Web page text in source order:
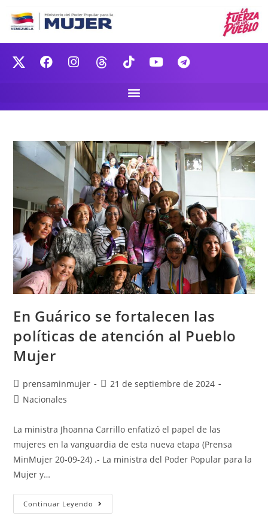
En Guárico se fortalecen las
políticas de atención al Pueblo
Mujer
prensaminmujer
21 de septiembre de 2024
Nacionales
La ministra Jhoanna Carrillo enfatizó el papel de las
mujeres en la vanguardia de esta nueva etapa (Prensa
MinMujer 20-09-24) .- La ministra del Poder Popular para la
Mujer y…
Continuar Leyendo